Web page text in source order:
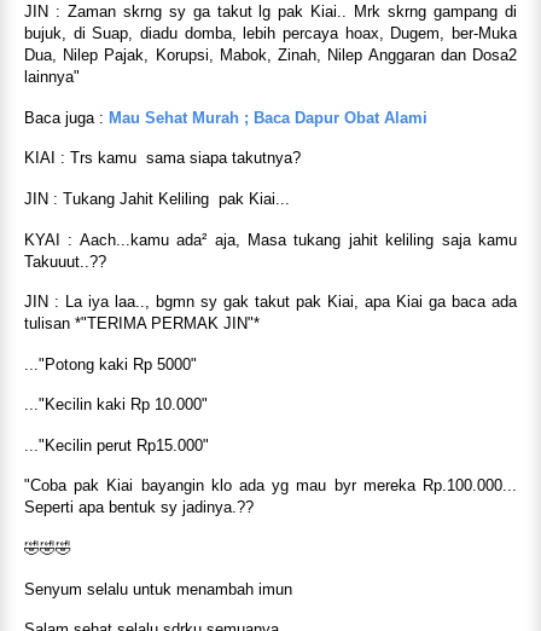
JIN : Zaman skrng sy ga takut lg pak Kiai.. Mrk skrng gampang di
bujuk, di Suap, diadu domba, lebih percaya hoax, Dugem, ber-Muka
Dua, Nilep Pajak, Korupsi, Mabok, Zinah, Nilep Anggaran dan Dosa2
lainnya"
Baca juga : Mau Sehat Murah ; Baca Dapur Obat Alami
KIAI : Trs kamu sama siapa takutnya?
JIN : Tukang Jahit Keliling pak Kiai...
KYAI : Aach...kamu ada² aja, Masa tukang jahit keliling saja kamu
Takuuut..??
JIN : La iya laa.., bgmn sy gak takut pak Kiai, apa Kiai ga baca ada
tulisan *"TERIMA PERMAK JIN"*
..."Potong kaki Rp 5000"
..."Kecilin kaki Rp 10.000"
..."Kecilin perut Rp15.000"
"Coba pak Kiai bayangin klo ada yg mau byr mereka Rp.100.000...
Seperti apa bentuk sy jadinya.??
🤣🤣🤣
Senyum selalu untuk menambah imun